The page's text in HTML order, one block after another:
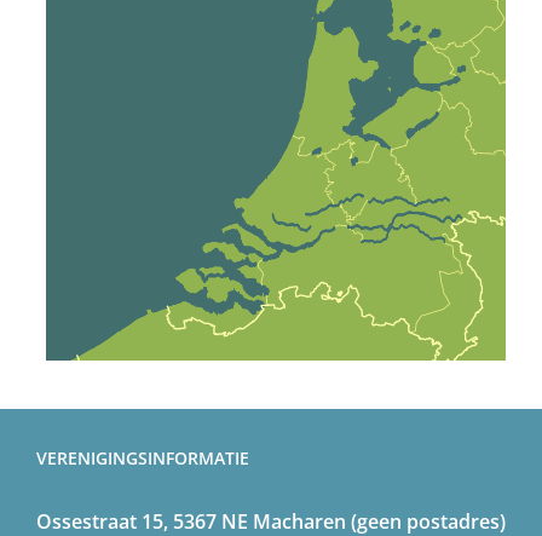
VERENIGINGSINFORMATIE
Ossestraat 15, 5367 NE Macharen (geen postadres)